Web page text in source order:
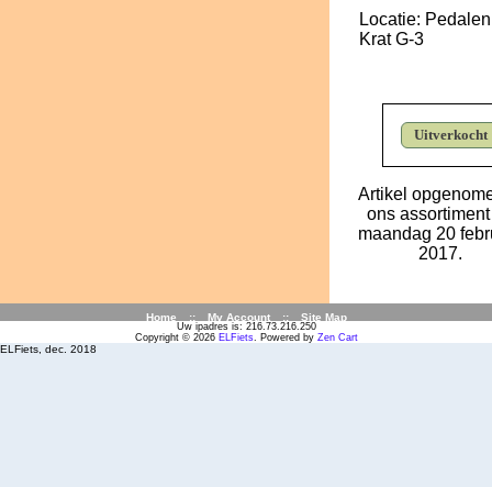
Locatie: Pedalen
Krat G-3
Uitverkocht
Artikel
ons
maandag 20
2017.
Home :: My Account :: Site Map
Uw ipadres is: 216.73.216.250
Copyright © 2026 ELFiets. Powered by Zen Cart
ELFiets, dec. 2018